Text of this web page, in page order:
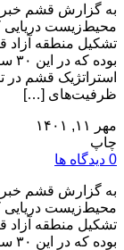
به گزارش قشم
محیط‌زیست دریایی
تشکیل منطقه آزاد
استراتژیک قشم
ظرفیت‌های […]
مهر ۱۱, ۱۴۰۱
چاپ
0 دیدگاه ها
به گزارش قشم
محیط‌زیست دریایی
تشکیل منطقه آزاد
بوده که در این ۳۰ سال محقق نشده است.